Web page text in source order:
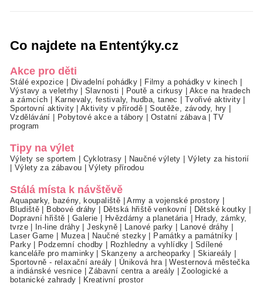
Co najdete na Ententýky.cz
Akce pro děti
Stálé expozice Divadelní pohádky Filmy a pohádky v kinech
Výstavy a veletrhy|Slavnosti Poutě a cirkusy
Akce na hradech
a zámcích
Karnevaly, festivaly, hudba, tanec Tvořivé aktivity
Sportovní aktivity|Aktivity v přírodě |Soutěže, závody, hry
Vzdělávání
Pobytové akce a tábory Ostatní zábava|TV
program
Tipy na výlet
Výlety se sportem Cyklotrasy Naučné výlety
Výlety za historií
Výlety za zábavou |Výlety přírodou
Stálá místa k návštěvě
Aquaparky, bazény, koupaliště |Army a vojenské prostory
Bludiště
Bobové dráhy Dětská hřiště venkovní Dětské koutky
Dopravní hřiště
Galerie Hvězdárny a planetária|
Hrady, zámky,
tvrze| In-line dráhy |Jeskyně| Lanové parky Lanové dráhy
Laser Game
Muzea| Naučné stezky Památky a památníky
Parky| Podzemní chodby Rozhledny a vyhlídky
Sdílené
kanceláře pro maminky |Skanzeny a archeoparky Skiareály
Sportovně - relaxační areály
Úniková hra|Westernová městečka
a indiánské vesnice |Zábavní centra a areály |Zoologické a
botanické zahrady
Kreativní prostor